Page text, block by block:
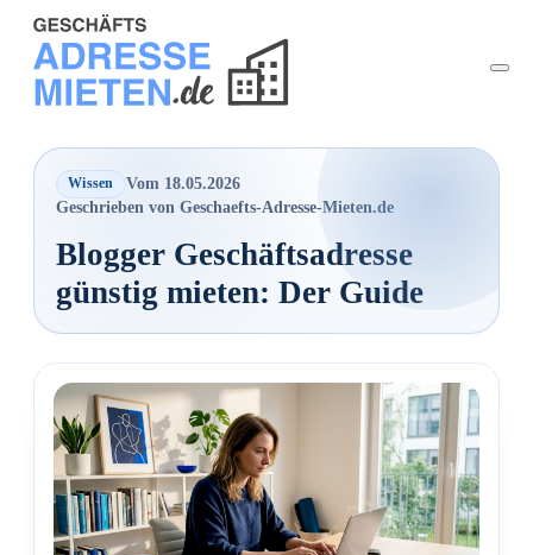
Wissen
Vom 18.05.2026
Geschrieben von Geschaefts-Adresse-Mieten.de
Blogger Geschäftsadresse
günstig mieten: Der Guide